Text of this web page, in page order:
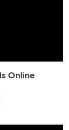
Online